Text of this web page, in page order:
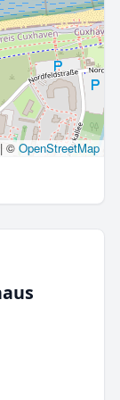
|© OpenStreetMap